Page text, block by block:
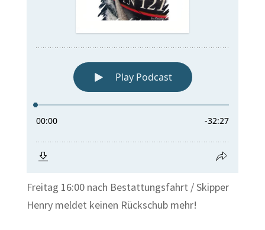
Freitag 16:00 nach Bestattungsfahrt / Skipper
Henry meldet keinen Rückschub mehr!